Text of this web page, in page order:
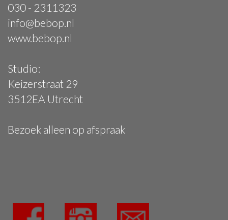
030 - 2311323
info@bebop.nl
www.bebop.nl
Studio:
Keizerstraat 29
3512EA Utrecht
Bezoek alleen op afspraak